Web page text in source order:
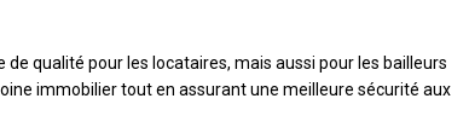
qualité pour les locataires, mais aussi pour les bailleurs
immobilier tout en assurant une meilleure sécurité aux